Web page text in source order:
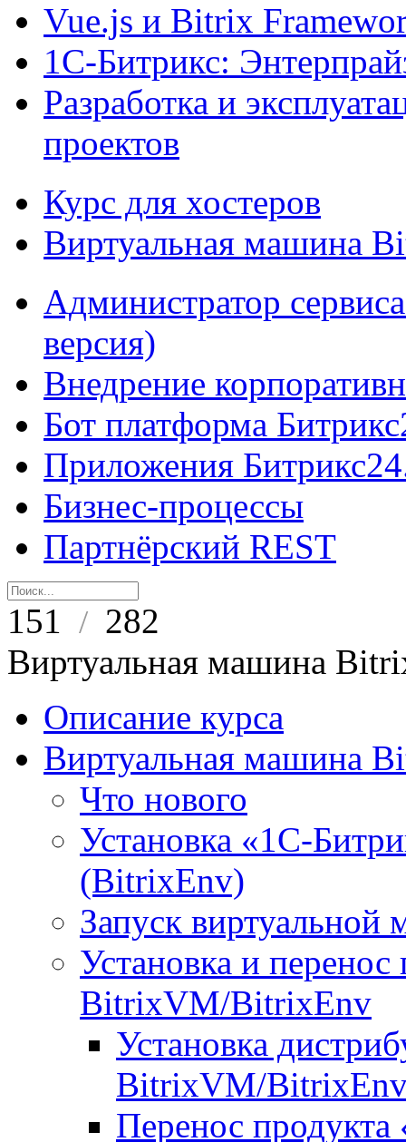
Vue.js и Bitrix
1С-Битрикс:
Разработка и
проектов
Курс для хостеров
Виртуальная машина
Администратор
версия)
Внедрение
Бот платформа
Приложения
Бизнес-процессы
Партнёрский REST
151 / 282
Виртуальная машина
Описание курса
Виртуальная машина
Что нового
Установка «1С-
(BitrixEnv)
Запуск
Установка и
BitrixVM/BitrixEnv
Установка
BitrixVM/
Перенос